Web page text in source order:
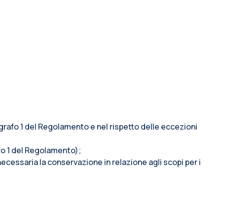
1 del Regolamento e nel rispetto delle eccezioni
1 del Regolamento);
la conservazione in relazione agli scopi per i